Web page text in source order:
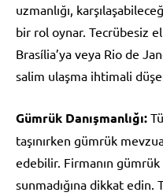
uzmanlığı,
bir rol oynar. Tecrübesiz
Brasília’ya veya Rio de
salim ulaşma ihtimali
Gümrük Danışmanlığı:
taşınırken gümrük
edebilir. Firmanın gümrük
sunmadığına dikkat edin.